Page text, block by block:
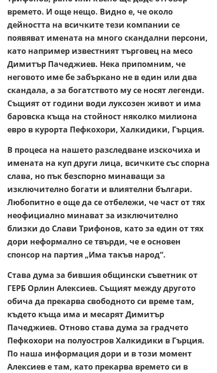
времето. И още нещо. Видно е, че около
дейността на всичките тези компании се
появяват имената на много скандални персони,
като например известният търговец на месо
Димитър Пачеджиев. Нека припомним, че
неговото име бе забъркано не в един или два
скандала, а за богатството му се носят легенди.
Същият от години води луксозен живот и има
баровска къща на стойност няколко милиона
евро в курорта Пефкохори, Халкидики, Гърция.
В процеса на нашето разследване изскочиха и
имената на куп други лица, всичките със спорна
слава, но пък безспорно минаващи за
изключително богати и влиятелни българи.
Любопитно е още да се отбележи, че част от тях
неофициално минават за изключително
близки до Слави Трифонов, като за един от тях
дори неформално се твърди, че е основен
спонсор на партия „Има такъв народ“.
Става дума за бившия общински съветник от
ГЕРБ Орлин Алексиев. Същият между другото
обича да прекарва свободното си време там,
където къща има и месарят Димитър
Пачеджиев. Отново става дума за градчето
Пефкохори на полуостров Халкидики в Гърция.
По наша информация дори и в този момент
Алексиев е там, като прекарва времето си в